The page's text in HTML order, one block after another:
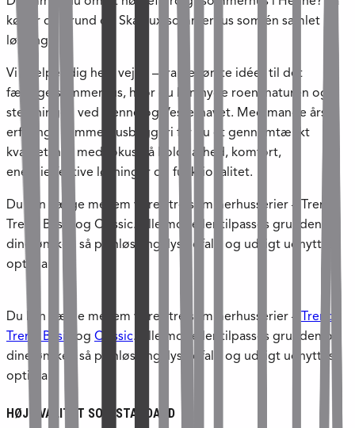
køber du grund og Skanlux-sommerhus som én samlet
løsning.
Vi hjælper dig hele vejen – fra de første idéer til det
færdige sommerhus, hvor du kan nyde roen, naturen og
stemningen ved Henne og Vesterhavet. Med mange års
erfaring i sommerhusbyggeri får du et gennemtænkt
kvalitetshus med fokus på holdbarhed, komfort,
energieffektive løsninger og funktionalitet.
Du kan vælge mellem vores tre sommerhusserier – Trend,
Trend Basic og Classic. Alle modeller tilpasses grunden og
dine ønsker, så planløsning, lysindfald og udsigt udnyttes
optimalt.
Du kan vælge mellem vores tre sommerhusserier – Trend
Trend Basic
og Classic. Alle modeller tilpasses grunden og
dine ønsker, så planløsning, lysindfald og udsigt udnyttes
optimalt.
HØJ KVALITET SOM STANDARD